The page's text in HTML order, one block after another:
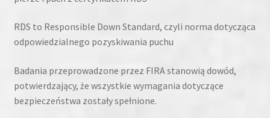
RDS to Responsible Down Standard, czyli norma dotycząca
odpowiedzialnego pozyskiwania puchu
Badania przeprowadzone przez FIRA stanowią dowód,
potwierdzający, że wszystkie wymagania dotyczące
bezpieczeństwa zostały spełnione.